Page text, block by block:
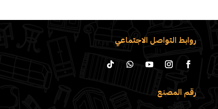
روابط التواصل الاجتماعي
رقم المصنع